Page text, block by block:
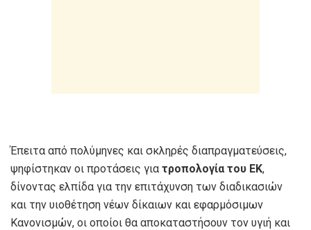
Έπειτα από πολύμηνες και σκληρές διαπραγματεύσεις,
ψηφίστηκαν οι προτάσεις για τροπολογία του ΕΚ,
δίνοντας ελπίδα για την επιτάχυνση των διαδικασιών
και την υιοθέτηση νέων δίκαιων και εφαρμόσιμων
Κανονισμών, οι οποίοι θα αποκαταστήσουν τον υγιή και